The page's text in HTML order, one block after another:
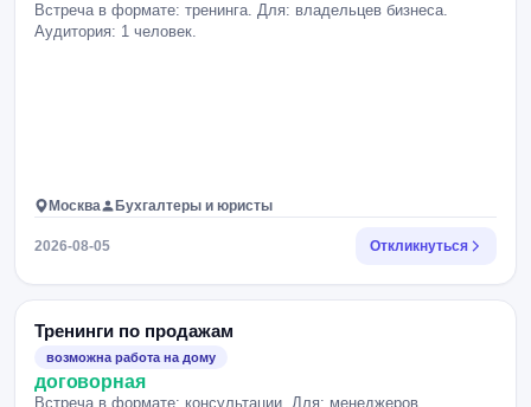
Встреча в формате: тренинга. Для: владельцев бизнеса.
Аудитория: 1 человек.
Москва Бухгалтеры и юристы
2026-08-05 Откликнуться
Тренинги по продажам
возможна работа на дому
договорная
Встреча в формате: консультации. Для: менеджеров.